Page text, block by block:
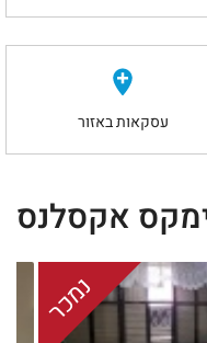
עסקאות באזור
אקסלנס
נמכר